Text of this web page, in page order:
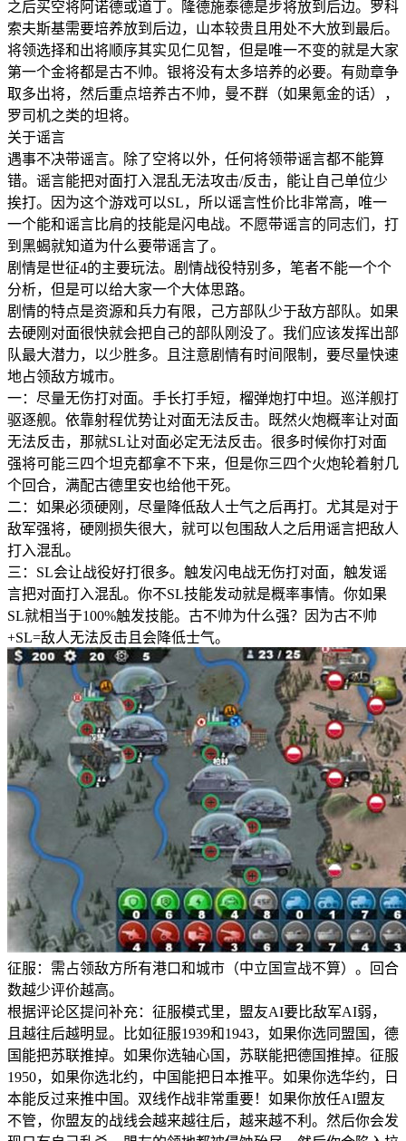
之后买空将阿诺德或道丁。隆德施泰德是步将放到后边。罗科
索夫斯基需要培养放到后边，山本较贵且用处不大放到最后。
将领选择和出将顺序其实见仁见智，但是唯一不变的就是大家
第一个金将都是古不帅。银将没有太多培养的必要。有勋章争
取多出将，然后重点培养古不帅，曼不群（如果氪金的话），
罗司机之类的坦将。
关于谣言
遇事不决带谣言。除了空将以外，任何将领带谣言都不能算
错。谣言能把对面打入混乱无法攻击/反击，能让自己单位少
挨打。因为这个游戏可以SL，所以谣言性价比非常高，唯一
一个能和谣言比肩的技能是闪电战。不愿带谣言的同志们，打
到黑蝎就知道为什么要带谣言了。
剧情是世征4的主要玩法。剧情战役特别多，笔者不能一个个
分析，但是可以给大家一个大体思路。
剧情的特点是资源和兵力有限，己方部队少于敌方部队。如果
去硬刚对面很快就会把自己的部队刚没了。我们应该发挥出部
队最大潜力，以少胜多。且注意剧情有时间限制，要尽量快速
地占领敌方城市。
一：尽量无伤打对面。手长打手短，榴弹炮打中坦。巡洋舰打
驱逐舰。依靠射程优势让对面无法反击。既然火炮概率让对面
无法反击，那就SL让对面必定无法反击。很多时候你打对面
强将可能三四个坦克都拿不下来，但是你三四个火炮轮着射几
个回合，满配古德里安也给他干死。
二：如果必须硬刚，尽量降低敌人士气之后再打。尤其是对于
敌军强将，硬刚损失很大，就可以包围敌人之后用谣言把敌人
打入混乱。
三：SL会让战役好打很多。触发闪电战无伤打对面，触发谣
言把对面打入混乱。你不SL技能发动就是概率事情。你如果
SL就相当于100%触发技能。古不帅为什么强？因为古不帅
+SL=敌人无法反击且会降低士气。
征服：需占领敌方所有港口和城市（中立国宣战不算）。回合
数越少评价越高。
根据评论区提问补充：征服模式里，盟友AI要比敌军AI弱，
且越往后越明显。比如征服1939和1943，如果你选同盟国，德
国能把苏联推掉。如果你选轴心国，苏联能把德国推掉。征服
1950，如果你选北约，中国能把日本推平。如果你选华约，日
本能反过来推中国。双线作战非常重要！如果你放任AI盟友
不管，你盟友的战线会越来越往后，越来越不利。然后你会发